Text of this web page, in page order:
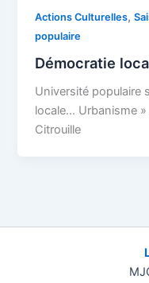
Actions Culturelles,
populaire
Démocratie
Université populaire
locale… Urbanisme
Citrouille